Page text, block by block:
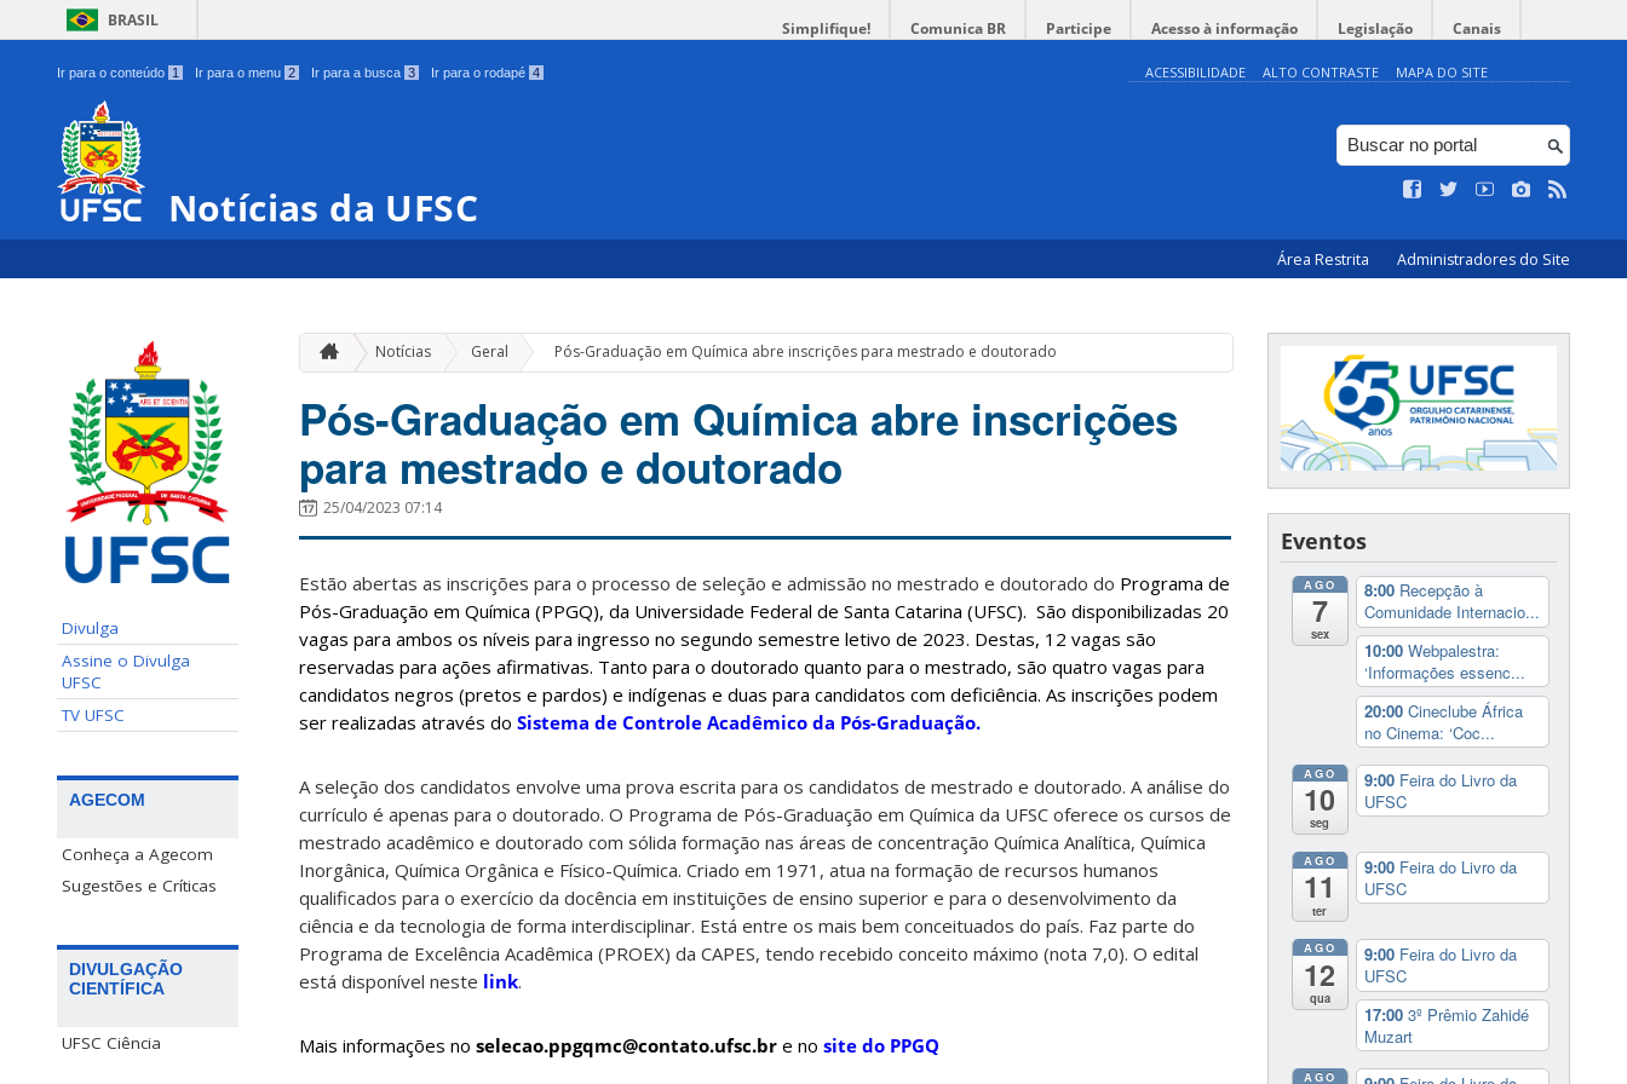
BRASIL Simplifique! Comunica BR Participe Acesso à informação Legislação Canais
Ir para o conteúdo 1 Ir para o menu 2 Ir para a busca 3 Ir para o rodapé 4 ACESSIBILIDADE ALTO CONTRASTE MAPA DO SITE
Notícias da UFSC
Área Restrita Administradores do Site
Divulga
Assine o Divulga
UFSC
TV UFSC
AGECOM
Conheça a Agecom
Sugestões e Críticas
DIVULGAÇÃO
CIENTÍFICA
UFSC Ciência
Notícias Geral » Pós-Graduação em Química abre inscrições para mestrado e doutorado
Pós-Graduação em Química abre inscrições
para mestrado e doutorado
25/04/2023 07:14
Estão abertas as inscrições para o processo de seleção e admissão no mestrado e doutorado do Programa de
Pós-Graduação em Química (PPGQ), da Universidade Federal de Santa Catarina (UFSC). São disponibilizadas 20
vagas para ambos os níveis para ingresso no segundo semestre letivo de 2023. Destas, 12 vagas são
reservadas para ações afirmativas. Tanto para o doutorado quanto para o mestrado, são quatro vagas para
candidatos negros (pretos e pardos) e indígenas e duas para candidatos com deficiência. As inscrições podem
ser realizadas através do Sistema de Controle Acadêmico da Pós-Graduação.
A seleção dos candidatos envolve uma prova escrita para os candidatos de mestrado e doutorado. A análise do
currículo é apenas para o doutorado. O Programa de Pós-Graduação em Química da UFSC oferece os cursos de
mestrado acadêmico e doutorado com sólida formação nas áreas de concentração Química Analítica, Química
Inorgânica, Química Orgânica e Físico-Química. Criado em 1971, atua na formação de recursos humanos
qualificados para o exercício da docência em instituições de ensino superior e para o desenvolvimento da
ciência e da tecnologia de forma interdisciplinar. Está entre os mais bem conceituados do país. Faz parte do
Programa de Excelência Acadêmica (PROEX) da CAPES, tendo recebido conceito máximo (nota 7,0). O edital
está disponível neste link.
Mais informações no selecao.ppgqmc@contato.ufsc.br e no site do PPGQ
Eventos
AGO
7
sex
8:00 Recepção à
Comunidade Internacio...
10:00 Webpalestra:
‘Informações essenc...
20:00 Cineclube África
no Cinema: ‘Coc...
AGO
10
seg
9:00 Feira do Livro da
UFSC
AGO
11
ter
9:00 Feira do Livro da
UFSC
AGO
12
qua
9:00 Feira do Livro da
UFSC
17:00 3º Prêmio Zahidé
Muzart
AGO